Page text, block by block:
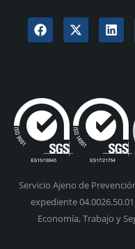
Servicio Ajeno de
expediente
Economía, Trabajo y